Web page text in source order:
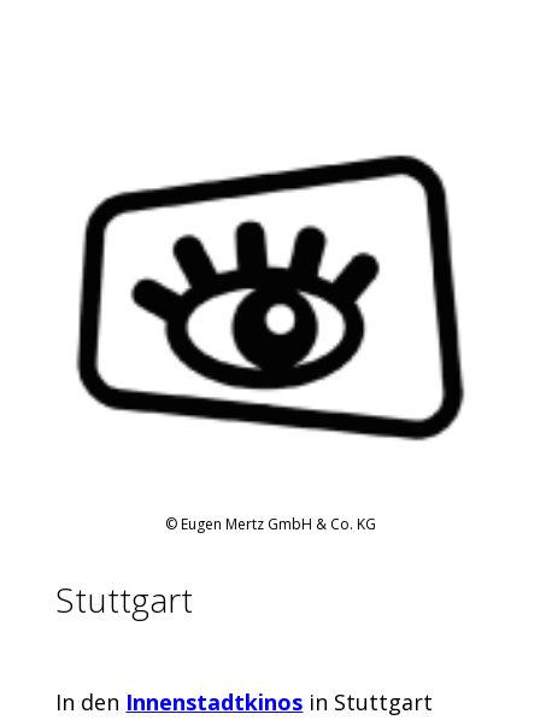
© Eugen Mertz GmbH & Co. KG
Stuttgart
In den Innenstadtkinos in Stuttgart